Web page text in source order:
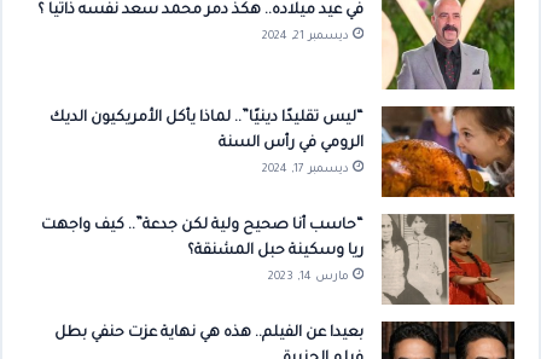
في عيد ميلاده.. هكذ دمر محمد سعد نفسه ذاتيا ؟
ديسمبر 21, 2024
“ليس تقليدًا دينيًا”.. لماذا يأكل الأمريكيون الديك
الرومي في رأس السنة
ديسمبر 17, 2024
“حاسب أنا صحيح ولية لكن جدعة”.. كيف واجهت
ريا وسكينة حبل المشنقة؟
مارس 14, 2023
بعيدا عن الفيلم.. هذه هي نهاية عزت حنفي بطل